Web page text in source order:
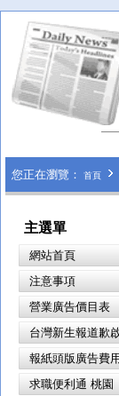
您正在瀏覽： 首頁
主選單
網站首頁
注意事項
營業廣告價目表
台灣新生報道歉
報紙頭版廣告費用
求職便利通 桃園